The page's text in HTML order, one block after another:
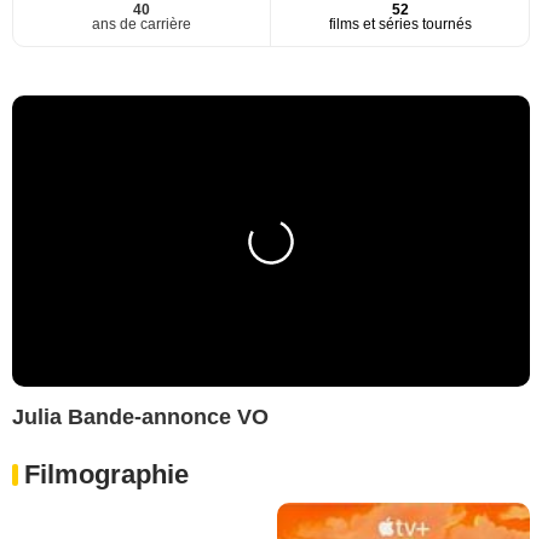
40
ans de carrière
52
films et séries tournés
Julia Bande-annonce VO
Filmographie